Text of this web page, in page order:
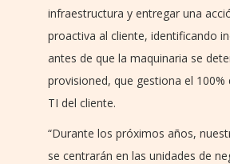
infraestructura y entregar una
proactiva al cliente, identificando
antes de que la maquinaria se
provisioned, que gestiona el
TI del cliente.
“Durante los próximos años,
se centrarán en las unidades de